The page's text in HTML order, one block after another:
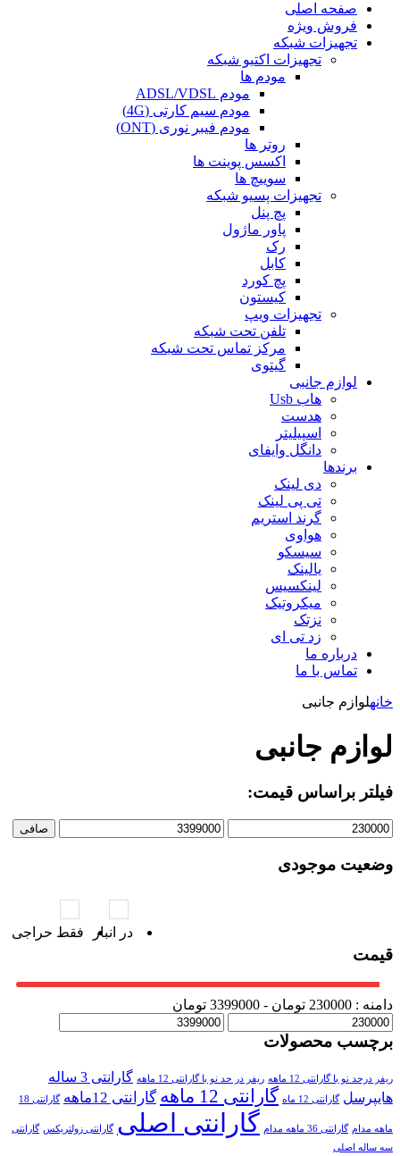
صفحه اصلی
فروش ویژه
تجهیزات شبکه
تجهیزات اکتیو شبکه
مودم ها
مودم ADSL/VDSL
مودم سیم کارتی (4G)
مودم فیبر نوری (ONT)
روتر ها
اکسس پوینت ها
سوییچ ها
تجهیزات پسیو شبکه
پچ پنل
پاور ماژول
رک
کابل
پچ کورد
کیستون
تجهیزات ویپ
تلفن تحت شبکه
مرکز تماس تحت شبکه
گیتوی
لوازم جانبی
هاب Usb
هدست
اسپیلیتر
دانگل وایفای
برندها
دی لینک
تی پی لینک
گرند استریم
هواوی
سیسکو
یالینک
لینکسیس
میکروتیک
نزتک
زد تی ای
درباره ما
تماس با ما
خانهلوازم جانبی
لوازم جانبی
فیلتر براساس قیمت:
صافی
وضعیت موجودی
فقط حراجی در انبار
قیمت
دامنه : 230000 تومان - 3399000 تومان
برچسب محصولات
ریفر درحد نو با گارانتی 12 ماهه ریفر در حد نو با گارانتی 12 ماهه
گارانتی 3 ساله
هایپرسل گارانتی 12 ماه گارانتی 12 ماهه گارانتی 12ماهه گارانتی 18
ماهه مدام گارانتی 36 ماهه مدام گارانتی اصلی گارانتی زولتریکس گارانتی
سه ساله اصلی